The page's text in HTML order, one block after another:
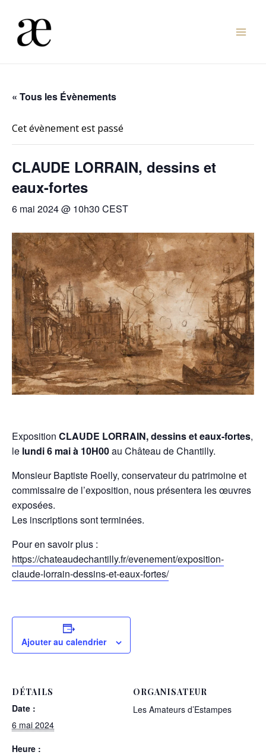
contenu
« Tous les Évènements
Cet évènement est passé
CLAUDE LORRAIN, dessins et
eaux-fortes
6 mai 2024 @ 10h30 CEST
Exposition CLAUDE LORRAIN, dessins et eaux-fortes,
le lundi 6 mai à 10H00au Château de Chantilly.
Monsieur Baptiste Roelly, conservateur du patrimoine et
commissaire de l’exposition, nous présentera les œuvres
exposées.
Les inscriptions sont terminées.
Pour en savoir plus :
https://chateaudechantilly.fr/evenement/exposition-
claude-lorrain-dessins-et-eaux-fortes/
Ajouter au calendrier
DÉTAILS
Date :
6 mai 2024
Heure :
ORGANISATEUR
Les Amateurs d’Estampes